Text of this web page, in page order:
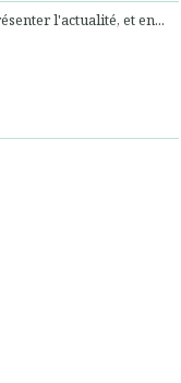
l'actualité, et en...